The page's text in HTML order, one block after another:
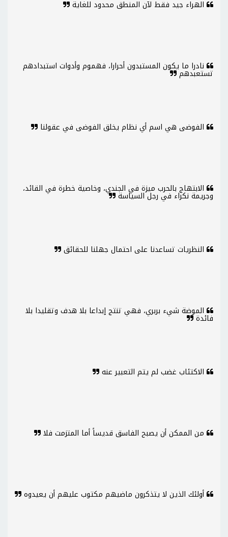
الهراء جيد فقط لآن المنطق محدود للغاية
نادرا ما يكون المستبدون أحرارا، فهموم وأدوات استبدادهم
تستعبدهم
الفوضى هي اسم أي نظام يخلق الفوضى في عقولنا
الابتهاج بالحرب ميزة في الجندي، وخاصية خطرة في القائد،
وجريمة نكراء في رجل السياسة
النظريات تساعدنا على احتمال جهلنا للحقائق
الموضة شيء بربري، فهي تنتج إبداعا بلا هدف وتقليدا بلا
فائدة
الاكتئاب غضب لم يتم التعبير عنه
من الممكن أن يصبح الفاسق قديساً أما المتزمت فلا
أولئك الذين لا يتذكرون ماضيهم مكتوب عليهم أن يعيدوه